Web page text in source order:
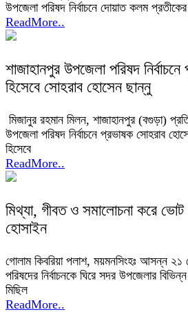
উপজেলা পরিষদ নির্বাচনে দোয়াত কলম প্রতীকের
ReadMore..
শাজাহানপুর উপজেলা পরিষদ নির্বাচনে
হিসেবে সোহরাব হোসেন ছান্নু
মিজানুর রহমান মিলন, শাজাহানপুর (বগুড়া)
উপজেলা পরিষদ নির্বাচনে প্রভাষক সোহরাব
হিসেবে
ReadMore..
মিথ্যা, গীবত ও সমালোচনা করে
হোসাইন
গোলাম কিবরিয়া পলাশ, ময়মনসিংহঃ আসন্ন
পরিষদের নির্বাচনকে ঘিরে সদর উপজেলার
মিছিল
ReadMore..